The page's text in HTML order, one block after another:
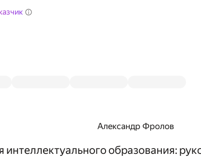
Александр Фролов
интеллектуального образования: